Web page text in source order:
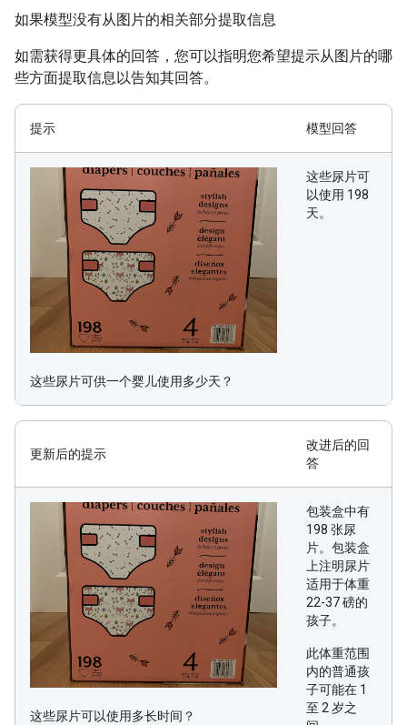
如果模型没有从图片的相关部分提取信息
如需获得更具体的回答，您可以指明您希望提示从图片的哪
些方面提取信息以告知其回答。
提示 模型回答
这些尿片可供一个婴儿使用多少天？
这些尿片可
以使用 198
天。
更新后的提示
改进后的回
答
这些尿片可以使用多长时间？
包装盒中有
198 张尿
片。包装盒
上注明尿片
适用于体重
22-37 磅的
孩子。
此体重范围
内的普通孩
子可能在 1
至 2 岁之